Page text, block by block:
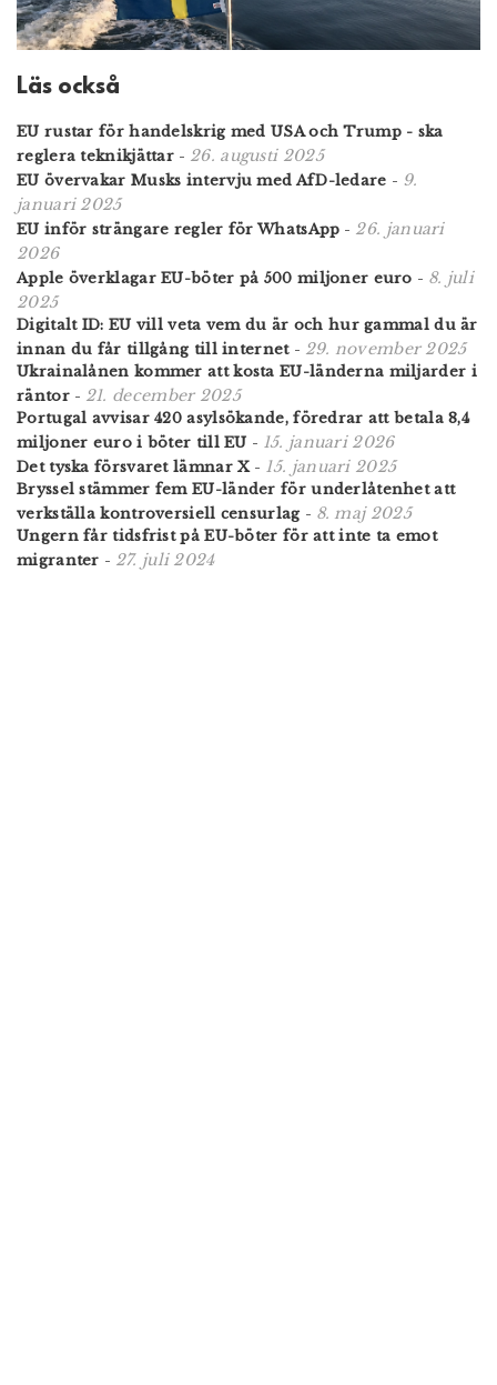
Läs också
EU rustar för handelskrig med USA och Trump - ska
reglera teknikjättar - 26. augusti 2025
EU övervakar Musks intervju med AfD-ledare - 9.
januari 2025
EU inför strängare regler för WhatsApp - 26. januari
2026
Apple överklagar EU-böter på 500 miljoner euro - 8. juli
2025
Digitalt ID: EU vill veta vem du är och hur gammal du är
innan du får tillgång till internet- 29. november 2025
Ukrainalånen kommer att kosta EU-länderna miljarder i
räntor- 21. december 2025
Portugal avvisar 420 asylsökande, föredrar att betala 8,4
miljoner euro i böter till EU - 15. januari 2026
Det tyska försvaret lämnar X - 15. januari 2025
Bryssel stämmer fem EU-länder för underlåtenhet att
verkställa kontroversiell censurlag- 8. maj 2025
Ungern får tidsfrist på EU-böter för att inte ta emot
migranter - 27. juli 2024